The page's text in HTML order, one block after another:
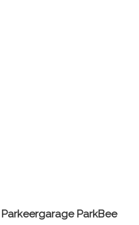
Parkeergarage ParkBee